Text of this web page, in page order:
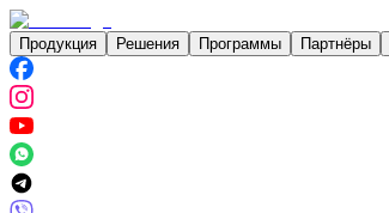
Продукция Решения Программы Партнёры